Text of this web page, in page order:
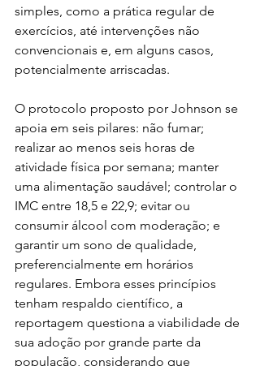
simples, como a prática regular de
exercícios, até intervenções não
convencionais e, em alguns casos,
potencialmente arriscadas.
O protocolo proposto por Johnson se
apoia em seis pilares: não fumar;
realizar ao menos seis horas de
atividade física por semana; manter
uma alimentação saudável; controlar o
IMC entre 18,5 e 22,9; evitar ou
consumir álcool com moderação; e
garantir um sono de qualidade,
preferencialmente em horários
regulares. Embora esses princípios
tenham respaldo científico, a
reportagem questiona a viabilidade de
sua adoção por grande parte da
população, considerando que